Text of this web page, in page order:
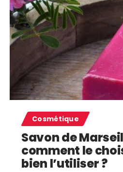
Cosmétique
Savon de
comment le
bien l’utiliser ?